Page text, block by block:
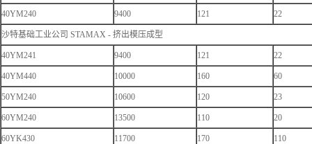
40YM240 9400 121 22
沙特基础工业公司 STAMAX - 挤出模压成型
40YM241 9400 121 22
40YM440 10000 160 60
50YM240 10600 120 23
60YM240 13500 110 20
60YK430 11700 170 110